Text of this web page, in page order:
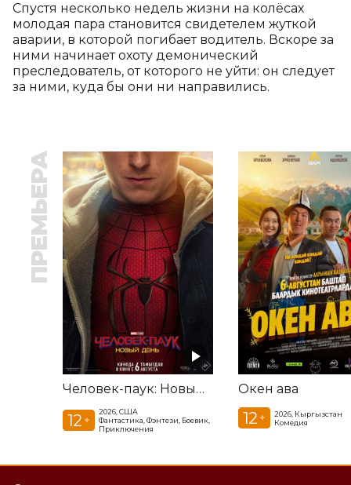
Спустя несколько недель жизни на колёсах
молодая пара становится свидетелем жуткой
аварии, в которой погибает водитель. Вскоре за
ними начинает охоту демонический
преследователь, от которого не уйти: он следует
за ними, куда бы они ни направились.
ПРЕМЬЕРА
Человек-паук: Новый день
12 +
2026, США
Фантастика, Фэнтези, Боевик,
Приключения
Окен ава
12 +
2026, Кыргызстан
Комедия